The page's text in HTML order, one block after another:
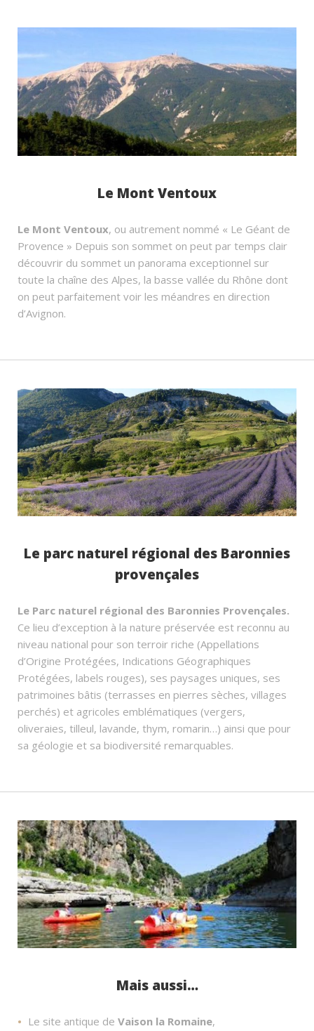
Le Mont Ventoux
Le Mont Ventoux, ou autrement nommé « Le Géant de
Provence » Depuis son sommet on peut par temps clair
découvrir du sommet un panorama exceptionnel sur
toute la chaîne des Alpes, la basse vallée du Rhône dont
on peut parfaitement voir les méandres en direction
d’Avignon.
Le parc naturel régional des Baronnies
provençales
Le Parc naturel régional des Baronnies Provençales.
Ce lieu d’exception à la nature préservée est reconnu au
niveau national pour son terroir riche (Appellations
d’Origine Protégées, Indications Géographiques
Protégées, labels rouges), ses paysages uniques, ses
patrimoines bâtis (terrasses en pierres sèches, villages
perchés) et agricoles emblématiques (vergers,
oliveraies, tilleul, lavande, thym, romarin…) ainsi que pour
sa géologie et sa biodiversité remarquables.
Mais aussi…
Le site antique de Vaison la Romaine,